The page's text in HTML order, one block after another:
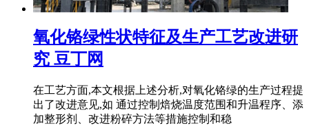
氧化铬绿性状特征及生产工艺改进研
究 豆丁网
在工艺方面,本文根据上述分析,对氧化铬绿的生产过程提
出了改进意见,如 通过控制焙烧温度范围和升温程序、添
加整形剂、改进粉碎方法等措施控制和稳